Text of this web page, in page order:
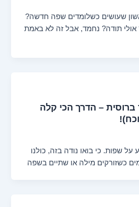
שעושים כשלומדים שפה חדשה?
אולי תודה? נחמד, אבל זה לא באמת
ברוסית – הדרך הכי קלה
על שפות. כי בואו נודה בזה, כולנו
כשזורקים מילה או שתיים בשפה